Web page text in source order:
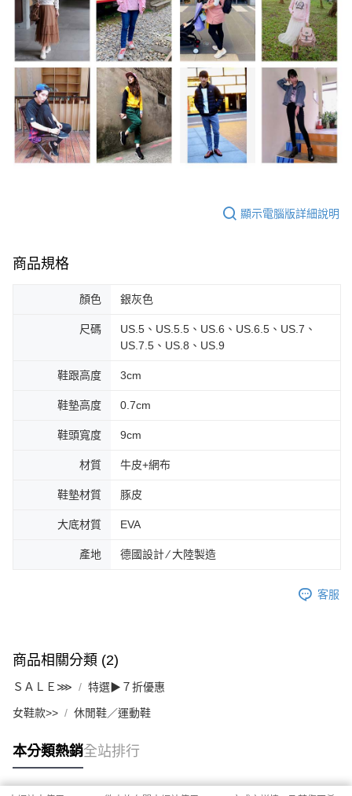
顯示電腦版詳細說明
商品規格
顏色 銀灰色
尺碼
US.5、US.5.5、US.6、US.6.5、US.7、
US.7.5、US.8、US.9
鞋跟高度 3cm
鞋墊高度 0.7cm
鞋頭寬度 9cm
材質 牛皮+網布
鞋墊材質 豚皮
大底材質 EVA
產地 德國設計 ∕ 大陸製造
客服
商品相關分類 (2)
ＳＡＬＥ⋙ 特選▶７折優惠
女鞋款>> 休閒鞋／運動鞋
本分類熱銷全站排行